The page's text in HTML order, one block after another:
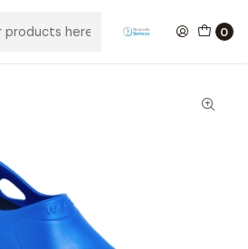
0
Soca EVERLITE